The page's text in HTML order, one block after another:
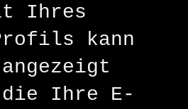
Ihres
kann
die Ihre E-